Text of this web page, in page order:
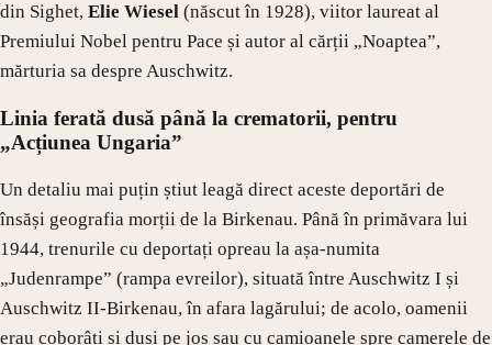
din Sighet, Elie Wiesel (născut în 1928), viitor laureat al
Premiului Nobel pentru Pace și autor al cărții „Noaptea”,
mărturia sa despre Auschwitz.
Linia ferată dusă până la crematorii, pentru
„Acțiunea Ungaria”
Un detaliu mai puțin știut leagă direct aceste deportări de
însăși geografia morții de la Birkenau. Până în primăvara lui
1944, trenurile cu deportați opreau la așa-numita
„Judenrampe” (rampa evreilor), situată între Auschwitz I și
Auschwitz II-Birkenau, în afara lagărului; de acolo, oamenii
erau coborâți și duși pe jos sau cu camioanele spre camerele de